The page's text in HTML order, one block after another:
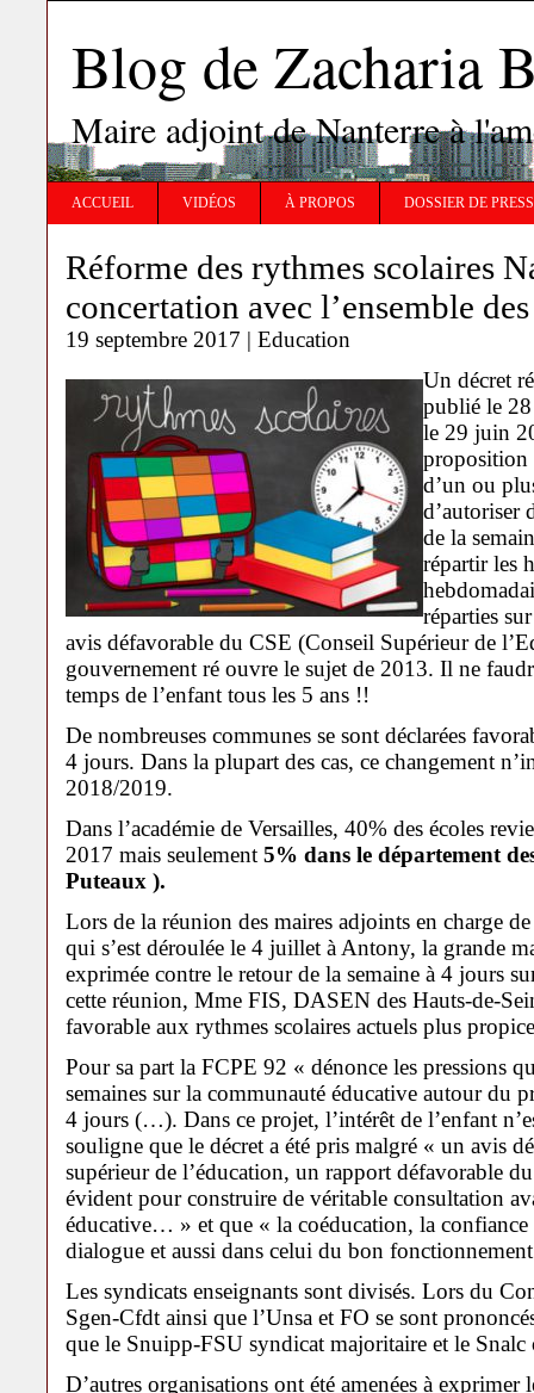
Blog de Zacharia
Maire adjoint de Nanterre à
ACCUEIL VIDÉOS À PROPOS DOSSIER DE
Réforme des rythmes scolaires
concertation avec l’ensemble
19 septembre 2017 | Education
Un décret
publié le
le 29 juin
proposition
d’un ou
d’autoriser
de la
répartir les
réparties
avis défavorable du CSE (Conseil Supérieur de
gouvernement ré ouvre le sujet de 2013. Il ne
temps de l’enfant tous les 5 ans !!
De nombreuses communes se sont déclarées
4 jours. Dans la plupart des cas, ce changement
2018/2019.
Dans l’académie de Versailles, 40% des écoles
2017 mais seulement 5% dans le département
Puteaux ).
Lors de la réunion des maires adjoints en charge
qui s’est déroulée le 4 juillet à Antony, la grande
exprimée contre le retour de la semaine à 4 jours
cette réunion, Mme FIS, DASEN des Hauts-de-
favorable aux rythmes scolaires actuels plus
Pour sa part la FCPE 92 « dénonce les pressions
semaines sur la communauté éducative autour du
4 jours (…). Dans ce projet, l’intérêt de l’enfant
souligne que le décret a été pris malgré « un avis
supérieur de l’éducation, un rapport défavorable
évident pour construire de véritable consultation
éducative… » et que « la coéducation, la confiance
dialogue et aussi dans celui du bon
Les syndicats enseignants sont divisés. Lors du
Sgen-Cfdt ainsi que l’Unsa et FO se sont
que le Snuipp-FSU syndicat majoritaire et le
D’autres organisations ont été amenées à exprimer